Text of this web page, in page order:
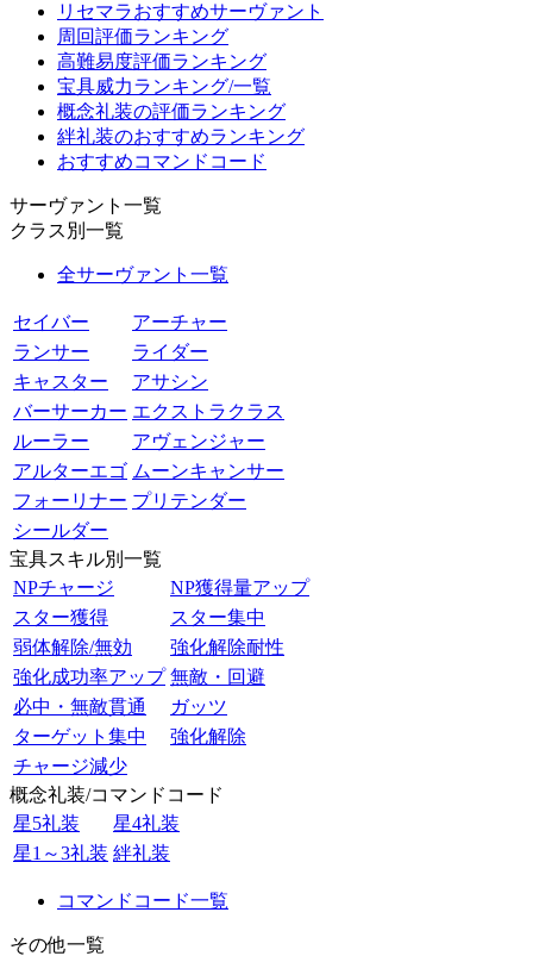
リセマラおすすめサーヴァント
周回評価ランキング
高難易度評価ランキング
宝具威力ランキング/一覧
概念礼装の評価ランキング
絆礼装のおすすめランキング
おすすめコマンドコード
サーヴァント一覧
クラス別一覧
全サーヴァント一覧
セイバー
アーチャー
ランサー
ライダー
キャスター
アサシン
バーサーカー エクストラクラス
ルーラー
アヴェンジャー
アルターエゴ ムーンキャンサー
フォーリナー プリテンダー
シールダー
宝具スキル別一覧
NPチャージ
NP獲得量アップ
スター獲得
スター集中
弱体解除/無効
強化解除耐性
強化成功率アップ 無敵・回避
必中・無敵貫通
ガッツ
ターゲット集中
強化解除
チャージ減少
概念礼装/コマンドコード
星5礼装
星4礼装
星1～3礼装 絆礼装
コマンドコード一覧
その他一覧